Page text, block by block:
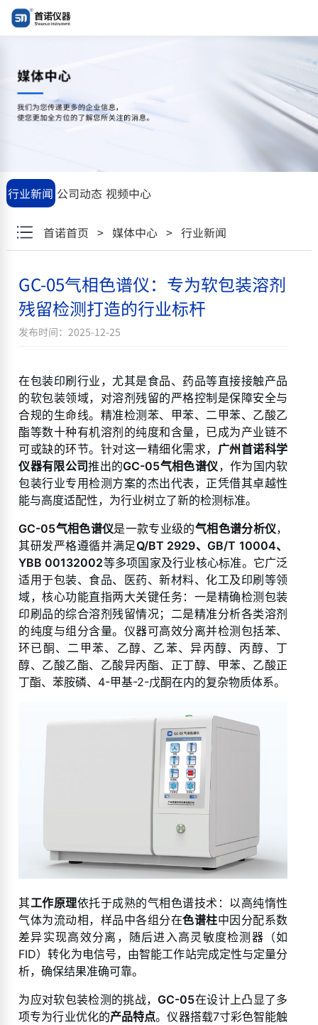
"GC-
行业新闻 公司动态 视频中心
首诺首页 > 媒体中心> 行业新闻
GC-05气相色谱仪：专为软包装溶剂
残留检测打造的行业标杆
发布时间：2025-12-25
在包装印刷行业，尤其是食品、药品等直接接触产品
的软包装领域，对溶剂残留的严格控制是保障安全与
合规的生命线。精准检测苯、甲苯、二甲苯、乙酸乙
酯等数十种有机溶剂的纯度和含量，已成为产业链不
可或缺的环节。针对这一精细化需求， 广州首诺科学
仪器有限公司推出的GC-05气相色谱仪，作为国内软
包装行业专用检测方案的杰出代表，正凭借其卓越性
能与高度适配性，为行业树立了新的检测标准。
GC-05气相色谱仪是一款专业级的气相色谱分析仪，
其研发严格遵循并满足Q/BT 2929、GB/T 10004、
YBB 00132002等多项国家及行业核心标准。它广泛
适用于包装、食品、医药、新材料、化工及印刷等领
域，核心功能直指两大关键任务：一是精确检测包装
印刷品的综合溶剂残留情况；二是精准分析各类溶剂
的纯度与组分含量。仪器可高效分离并检测包括苯、
环已酮、二甲苯、乙醇、乙苯、异丙醇、丙醇、丁
醇、乙酸乙酯、乙酸异丙酯、正丁醇、甲苯、乙酸正
丁酯、苯胺磷、4-甲基-2-戊酮在内的复杂物质体系。
其工作原理依托于成熟的气相色谱技术：以高纯惰性
气体为流动相，样品中各组分在色谱柱中因分配系数
差异实现高效分离，随后进入高灵敏度检测器（如
FID）转化为电信号，由智能工作站完成定性与定量分
析，确保结果准确可靠。
为应对软包装检测的挑战，GC-05在设计上凸显了多
项专为行业优化的产品特点。仪器搭载7寸彩色智能触